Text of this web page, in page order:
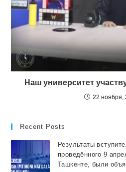
Наш университет
22 ноября,
Recent Posts
Результаты
проведённого 9
Ташкентe, были